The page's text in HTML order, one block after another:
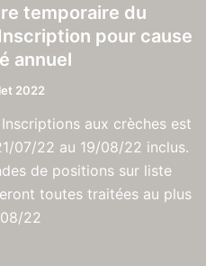
temporaire du
pour cause
annuel
2022
aux crèches est
07/22 au 19/08/22 inclus.
de positions sur liste
toutes traitées au plus
22